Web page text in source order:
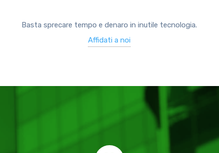
Basta sprecare tempo e denaro in inutile tecnologia.
Affidati a noi